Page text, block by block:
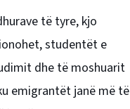
të tyre, kjo
studentët e
dhe të moshuarit
emigrantët janë më të